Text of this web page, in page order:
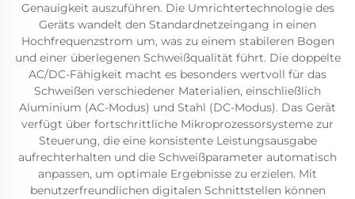
Genauigkeit auszuführen. Die Umrichtertechnologie des
Geräts wandelt den Standardnetzeingang in einen
Hochfrequenzstrom um, was zu einem stabileren Bogen
und einer überlegenen Schweißqualität führt. Die doppelte
AC/DC-Fähigkeit macht es besonders wertvoll für das
Schweißen verschiedener Materialien, einschließlich
Aluminium (AC-Modus) und Stahl (DC-Modus). Das Gerät
verfügt über fortschrittliche Mikroprozessorsysteme zur
Steuerung, die eine konsistente Leistungsausgabe
aufrechterhalten und die Schweißparameter automatisch
anpassen, um optimale Ergebnisse zu erzielen. Mit
benutzerfreundlichen digitalen Schnittstellen können